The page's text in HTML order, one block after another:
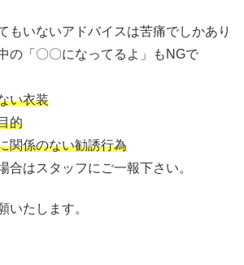
もいないアドバイスは苦痛でしかあり
の「〇〇になってるよ」もNGで
い衣装
的
関係のない勧誘行為
合はスタッフにご一報下さい。
いたします。